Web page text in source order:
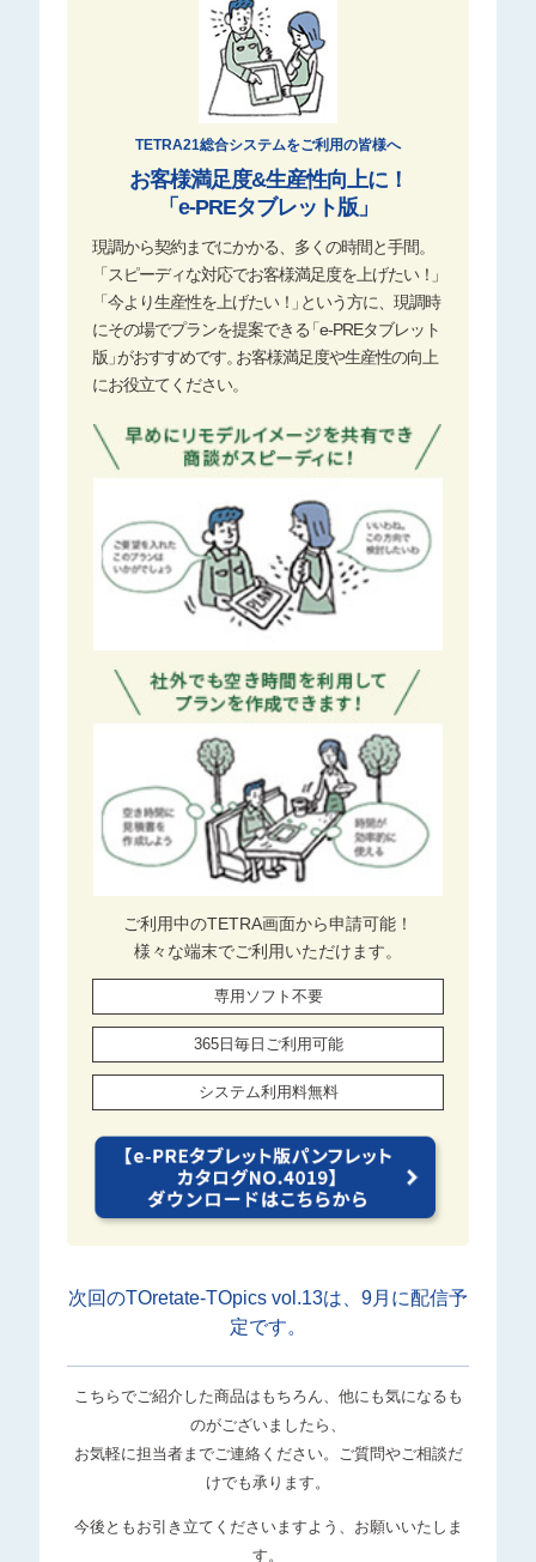
TETRA21総合システムをご利用の皆様へ
お客様満足度&生産性向上に！
「e-PREタブレット版」
現調から契約までにかかる、多くの時間と手間
「スピーディな対応でお客様満足度を上げたい！
「今より生産性を上げたい！ 」 という方に、現調時
にその場でプランを提案できる「e-PREタブレット
版 」がおすすめです。 お客様満足度や生産性の向上
にお役立てください。
ご利用中のTETRA画面から申請可能！
様々な端末でご利用いただけます。
専用ソフト不要
365日毎日ご利用可能
システム利用料無料
次回のTOretate-TOpics vol.13は、9月に配信予
定です。
こちらでご紹介した商品はもちろん、他にも気になるも
のがございましたら、
お気軽に担当者までご連絡ください。ご質問やご相談だ
けでも承ります。
今後ともお引き立てくださいますよう、お願いいたしま
す。